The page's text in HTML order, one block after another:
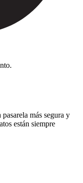
más segura y
están siempre